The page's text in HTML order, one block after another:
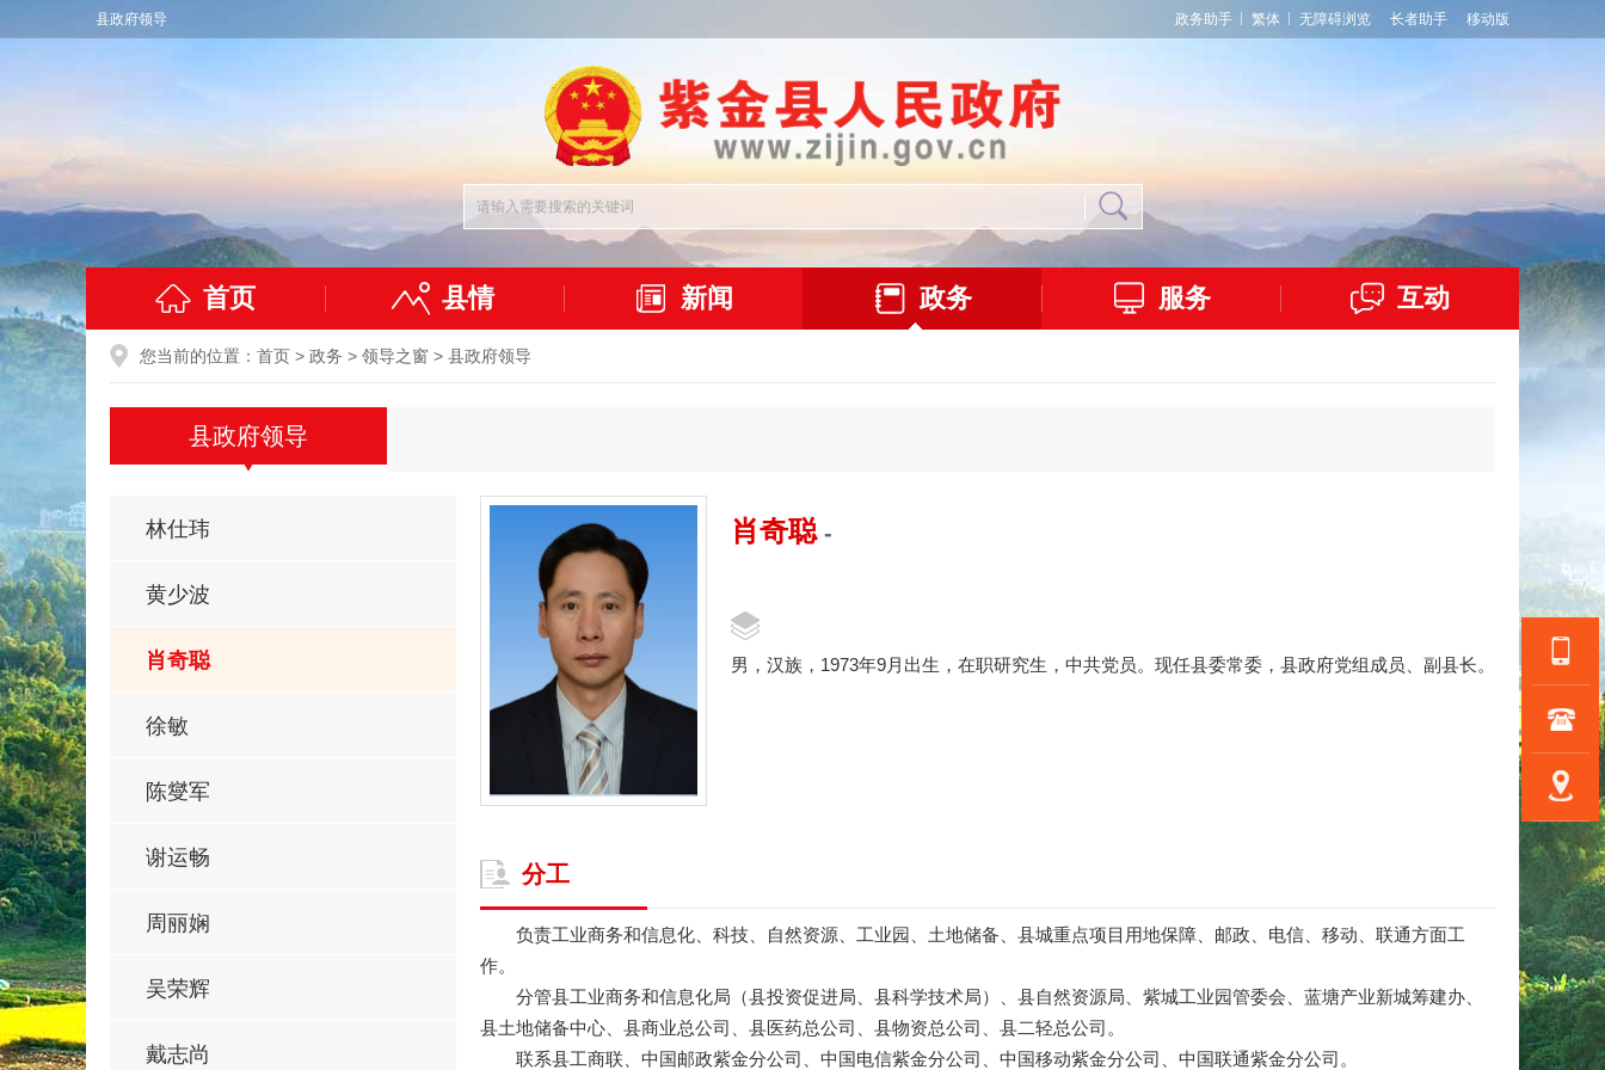
县政府领导 政务助手 繁体 无障碍浏览 长者助手 移动版
首页 县情 新闻 政务 服务 互动
您当前的位置： 首页 > 政务 > 领导之窗 > 县政府领导
县政府领导
肖奇聪 -
男，汉族，1973年9月出生，在职研究生，中共党员。现任县委常委，县政府党组成员、副县长。
分工
负责工业商务和信息化、科技、自然资源、工业园、土地储备、县城重点项目用地保障、邮政、电信、移动、联通方面工
作。
分管县工业商务和信息化局（县投资促进局、县科学技术局）、县自然资源局、紫城工业园管委会、蓝塘产业新城筹建办、
县土地储备中心、县商业总公司、县医药总公司、县物资总公司、县二轻总公司。
联系县工商联、中国邮政紫金分公司、中国电信紫金分公司、中国移动紫金分公司、中国联通紫金分公司。
林仕玮
黄少波
肖奇聪
徐敏
陈燮军
谢运畅
周丽娴
吴荣辉
戴志尚